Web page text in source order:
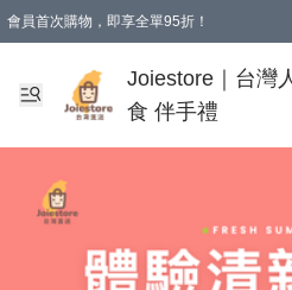
會員首次購物，即享全單95折！
購物滿 HKD 350.00即享免運費優惠！（適
Joiestore｜台灣
食 伴手禮